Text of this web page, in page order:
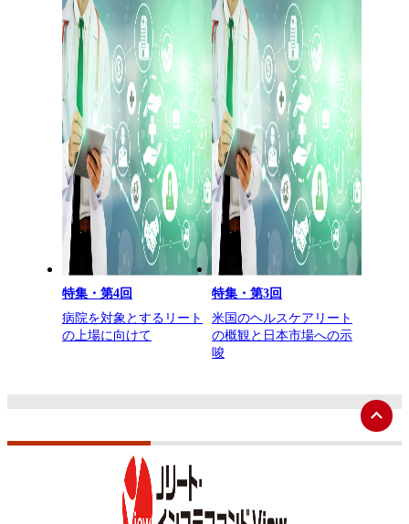
特集・第4回
病院を対象とするリート
の上場に向けて
特集・第3回
米国のヘルスケアリート
の概観と日本市場への示
唆
ペ
ー
ジ